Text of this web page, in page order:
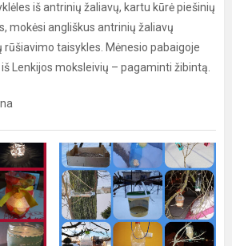
iš antrinių žaliavų, kartu kūrė piešinių
mokėsi angliškus antrinių žaliavų
rūšiavimo taisykles. Mėnesio pabaigoje
Lenkijos moksleivių – pagaminti žibintą.